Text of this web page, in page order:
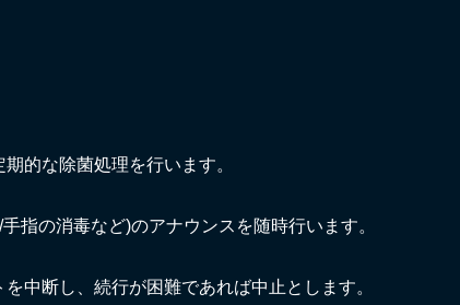
的な除菌処理を行います。
指の消毒など)のアナウンスを随時行います。
中断し、続行が困難であれば中止とします。